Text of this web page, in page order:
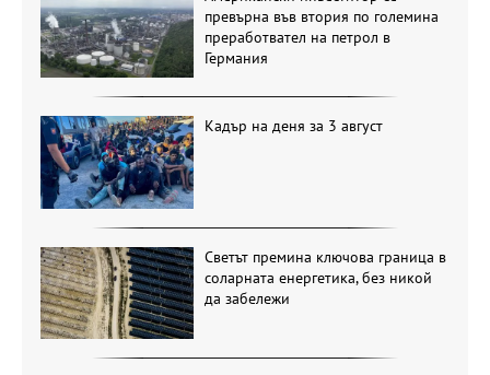
превърна във втория по големина
преработвател на петрол в
Германия
Кадър на деня за 3 август
Светът премина ключова граница в
соларната енергетика, без никой
да забележи